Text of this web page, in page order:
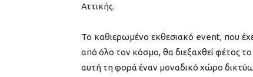
Αττικής.
Το καθιερωμένο εκθεσιακό event, που
από όλο τον κόσμο, θα διεξαχθεί φέτος
αυτή τη φορά έναν μοναδικό χώρο